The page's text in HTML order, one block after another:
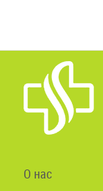
О нас